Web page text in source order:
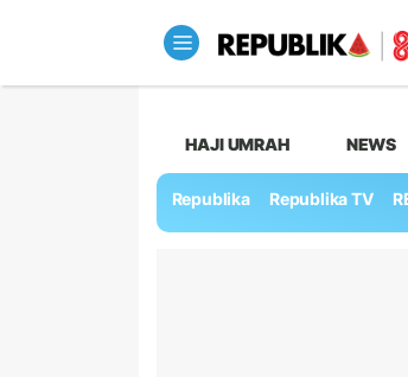
HAJI UMRAH NEWS
Republika Republika TV